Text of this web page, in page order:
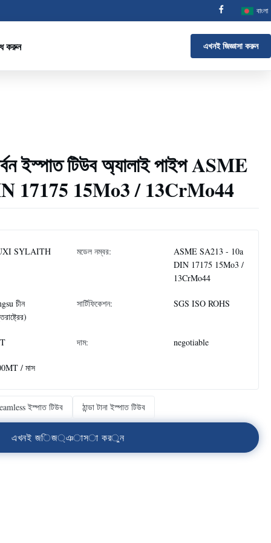
বাংলা
করুন এখনই জিজ্ঞাসা করুন
ইস্পাত টিউব অ্যালাই পাইপ ASME
17175 15Mo3 / 13CrMo44
SYLAITH মডেল নম্বর:
ASME SA213 - 10a
DIN 17175 15Mo3 /
13CrMo44
চীন
সার্টিফিকেশন: SGS ISO ROHS
দাম: negotiable
/ মাস
ইস্পাত টিউব ঠান্ডা টানা ইস্পাত টিউব
এখনই জিজ্ঞাসা করুন